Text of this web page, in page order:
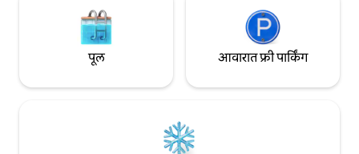
पूल आवारात फ्री पार्किंग